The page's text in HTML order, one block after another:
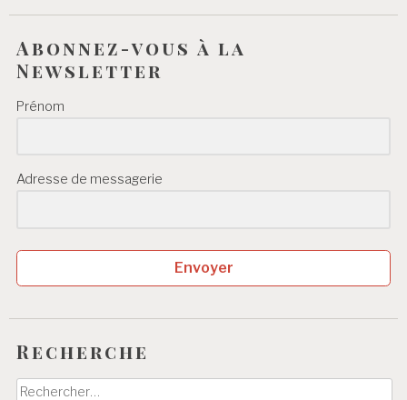
Abonnez-vous à la
Newsletter
Prénom
Adresse de messagerie
Envoyer
Recherche
Rechercher :